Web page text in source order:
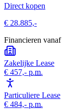
Direct kopen
€ 28.885,-
Financieren vanaf
Zakelijke Lease
€ 457,- p.m.
Particuliere Lease
€ 484,- p.m.